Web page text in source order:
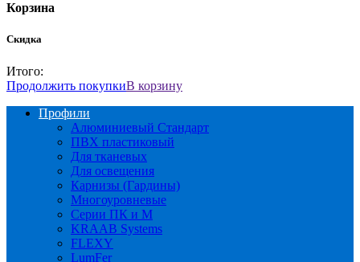
Корзина
Скидка
Итого:
Продолжить покупкиВ корзину
Профили
Алюминиевый Стандарт
ПВХ пластиковый
Для тканевых
Для освещения
Карнизы (Гардины)
Многоуровневые
Серии ПК и М
KRAAB Systems
FLEXY
LumFer